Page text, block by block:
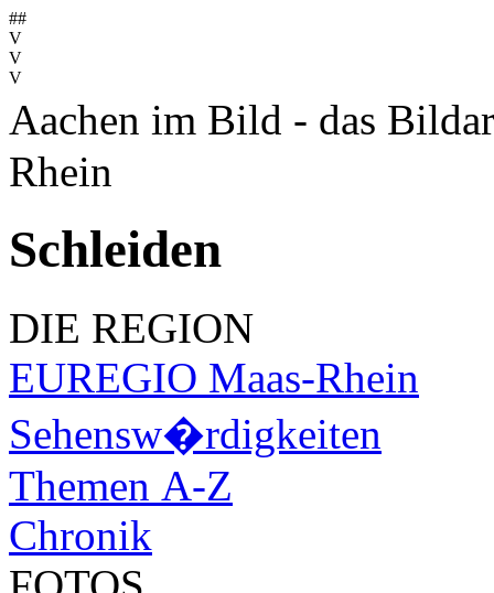
##
V
V
V
Aachen im Bild - das
Rhein
Schleiden
DIE REGION
EUREGIO Maas-Rhein
Sehensw�rdigkeiten
Themen A-Z
Chronik